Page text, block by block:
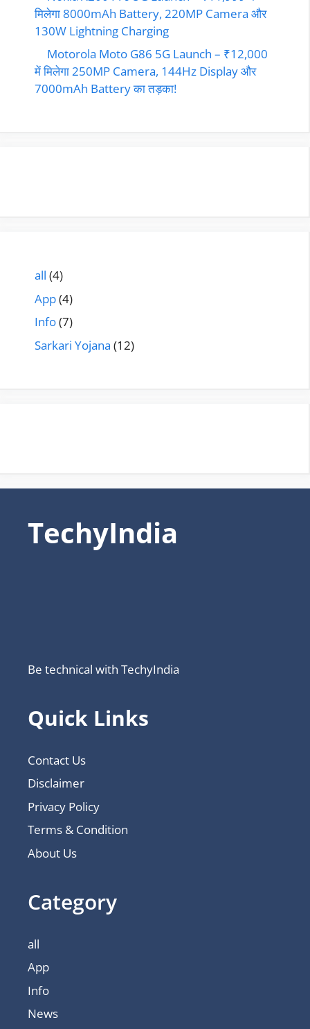
मिलेगा 8000mAh Battery, 220MP Camera और
130W Lightning Charging
Motorola Moto G86 5G Launch – ₹12,000
में मिलेगा 250MP Camera, 144Hz Display और
7000mAh Battery का तड़का!
all (4)
App(4)
Info(7)
Sarkari Yojana (12)
TechyIndia
Be technical with TechyIndia
Quick Links
Contact Us
Disclaimer
Privacy Policy
Terms & Condition
About Us
Category
all
App
Info
News